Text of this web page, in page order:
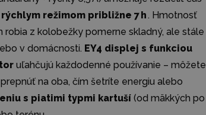
režimom približne 7 h . Hmotnosť
robia z kolobežky pomerne skladný, ale stále
v domácnosti. EY4 displej s funkciou
uľahčujú každodenné používanie – môžete
na oba, čím šetríte energiu alebo
s piatimi typmi kartuší (od mäkkých po